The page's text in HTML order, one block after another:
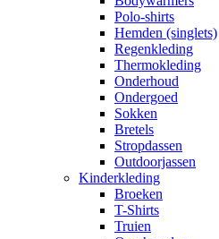
Polo-shirts
Hemden (singlets)
Regenkleding
Thermokleding
Onderhoud
Ondergoed
Sokken
Bretels
Stropdassen
Outdoorjassen
Kinderkleding
Broeken
T-Shirts
Truien